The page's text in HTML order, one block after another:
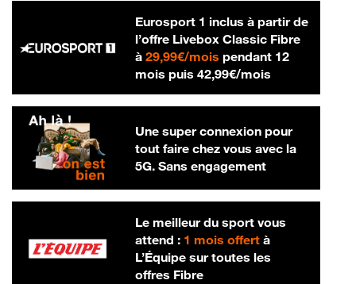
Eurosport 1 inclus à partir de
l’offre Livebox Classic Fibre
à 29,99€/mois29,99 € par mois
pendant 12
mois puis 42,99€/mois42,99 € par
Une super connexion pour
tout faire chez vous avec la
5G. Sans engagement
Le meilleur du sport vous
attend : 1 mois offertà
L’Équipe sur toutes les
offres Fibre